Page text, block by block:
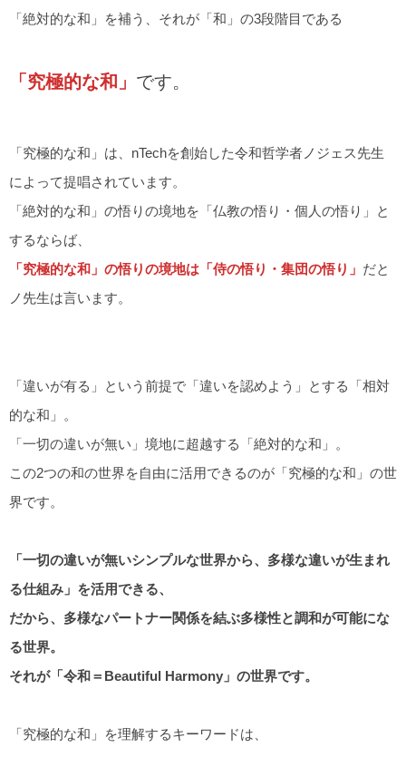
「絶対的な和」を補う、それが「和」の3段階目である
「究極的な和」 です。
「究極的な和」は、nTechを創始した令和哲学者ノジェス先生
によって提唱されています。
「絶対的な和」の悟りの境地を「仏教の悟り・個人の悟り」と
するならば、
「究極的な和」の悟りの境地は「侍の悟り・集団の悟り」 だと
ノ先生は言います。
「違いが有る」という前提で「違いを認めよう」とする「相対
的な和」。
「一切の違いが無い」境地に超越する「絶対的な和」。
この2つの和の世界を自由に活用できるのが「究極的な和」の世
界です。
「一切の違いが無いシンプルな世界から、多様な違いが生まれ
る仕組み」を活用できる、
だから、多様なパートナー関係を結ぶ多様性と調和が可能にな
る世界。
それが「令和＝Beautiful Harmony」の世界です。
「究極的な和」を理解するキーワードは、